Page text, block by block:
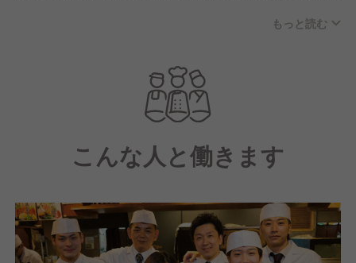
もっと読む
こんな人と働きます